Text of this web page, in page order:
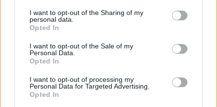
I want to opt-out of the Sharing of my
personal data.
Opted In
I want to opt-out of the Sale of my
Personal Data.
Opted In
I want to opt-out of processing my
Personal Data for Targeted Advertising.
Opted In
Responder
devil08